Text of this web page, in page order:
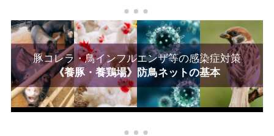
豚コレラ・鳥インフルエンザ等の感染症対策
《養豚・養鶏場》防鳥ネットの基本